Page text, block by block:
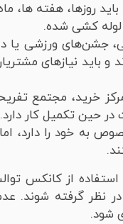
روزها، هفته ها،
لوله کشی شده.
جشن‌های ورزشی
و باید نیازهای
خرید، مجتمع
در حین تکمیل کار دارد.
به خود را دارد،
استفاده از کانکس
نظر گرفته شوند.
شود.